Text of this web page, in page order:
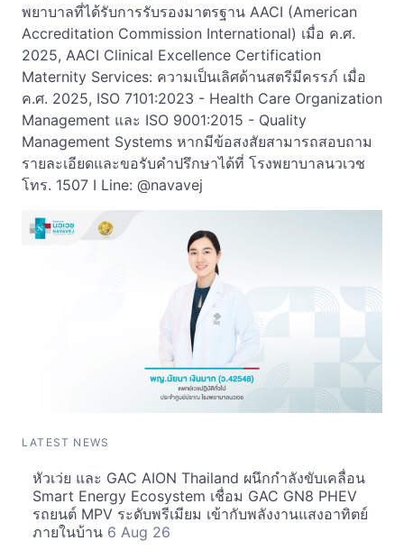
พยาบาลที่ได้รับการรับรองมาตรฐาน AACI (American
Accreditation Commission International) เมื่อ ค.ศ.
2025, AACI Clinical Excellence Certification
Maternity Services: ความเป็นเลิศด้านสตรีมีครรภ์ เมื่อ
ค.ศ. 2025, ISO 7101:2023 - Health Care Organization
Management และ ISO 9001:2015 - Quality
Management Systems หากมีข้อสงสัยสามารถสอบถาม
รายละเอียดและขอรับคำปรึกษาได้ที่ โรงพยาบาลนวเวช
โทร. 1507 I Line: @navavej
LATEST NEWS
หัวเว่ย และ GAC AION Thailand ผนึกกำลังขับเคลื่อน
Smart Energy Ecosystem เชื่อม GAC GN8 PHEV
รถยนต์ MPV ระดับพรีเมียม เข้ากับพลังงานแสงอาทิตย์
ภายในบ้าน 6 Aug 26